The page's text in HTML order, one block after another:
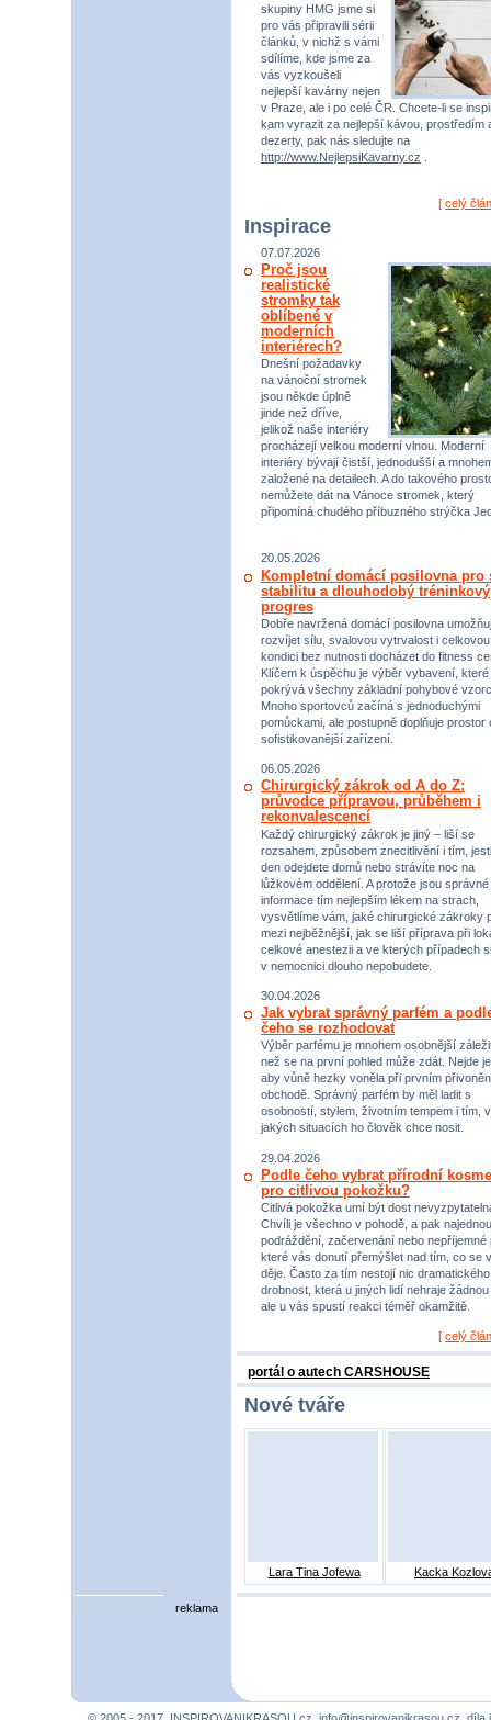
skupiny HMG jsme si
pro vás připravili sérii
článků, v nichž s vámi
sdílíme, kde jsme za
vás vyzkoušeli
nejlepší kavárny nejen
v Praze, ale i po celé ČR. Chcete-li se
kam vyrazit za nejlepší kávou, prostředím
dezerty, pak nás sledujte na
http://www.NejlepsiKavarny.cz
[ celý
Inspirace
07.07.2026
Proč jsou
realistické
stromky tak
oblíbené v
moderních
interiérech?
Dnešní požadavky
na vánoční stromek
jsou někde úplně
jinde než dříve,
jelikož naše interiéry
procházejí velkou moderní vlnou. Moderní
interiéry bývají čistší, jednodušší a
založené na detailech. A do takového
nemůžete dát na Vánoce stromek, který
připomíná chudého příbuzného strýčka
20.05.2026
Kompletní domácí posilovna pro
stabilitu a dlouhodobý tréninkový
progres
Dobře navržená domácí posilovna
rozvíjet sílu, svalovou vytrvalost i celkovou
kondici bez nutnosti docházet do fitness
Klíčem k úspěchu je výběr vybavení, které
pokrývá všechny základní pohybové
Mnoho sportovců začíná s jednoduchými
pomůckami, ale postupně doplňuje prostor
sofistikovanější zařízení.
06.05.2026
Chirurgický zákrok od A do Z:
průvodce přípravou, průběhem i
rekonvalescencí
Každý chirurgický zákrok je jiný – liší se
rozsahem, způsobem znecitlivění i tím,
den odejdete domů nebo strávíte noc na
lůžkovém oddělení. A protože jsou správné
informace tím nejlepším lékem na strach,
vysvětlíme vám, jaké chirurgické zákroky
mezi nejběžnější, jak se liší příprava při
celkové anestezii a ve kterých případech si
v nemocnici dlouho nepobudete.
30.04.2026
Jak vybrat správný parfém a
čeho se rozhodovat
Výběr parfému je mnohem osobnější
než se na první pohled může zdát. Nejde
aby vůně hezky voněla při prvním
obchodě. Správný parfém by měl ladit s
osobností, stylem, životním tempem i tím, v
jakých situacích ho člověk chce nosit.
29.04.2026
Podle čeho vybrat přírodní
pro citlivou pokožku?
Citlivá pokožka umí být dost
Chvíli je všechno v pohodě, a pak
podráždění, začervenání nebo nepříjemné
které vás donutí přemýšlet nad tím, co se
děje. Často za tím nestojí nic
drobnost, která u jiných lidí nehraje žádnou
ale u vás spustí reakci téměř okamžitě.
[ celý
portál o autech CARSHOUSE
Nové tváře
Lara Tina Jofewa Kacka
reklama